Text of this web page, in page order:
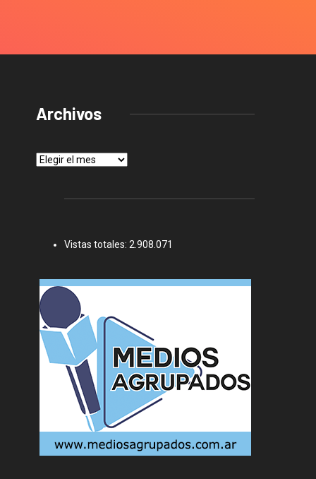
Archivos
Archivos
Vistas totales: 2.908.071